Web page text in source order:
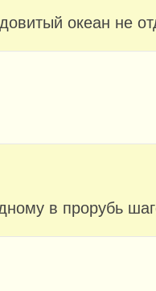
океан не
в прорубь